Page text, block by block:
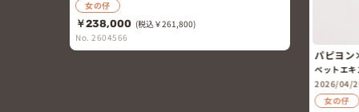
女の仔
￥238,000 (税込￥261,800)
No. 2604566
パピヨ
ペットエ
2026/04/
女の仔